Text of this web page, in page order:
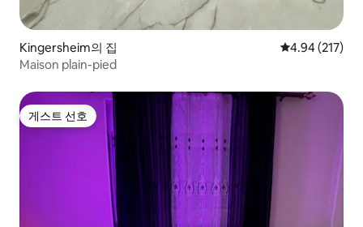
Kingersheim의 집 평점 4.94점(5
4.94 (217)
Maison plain-pied
게스트 선호
게스트 선호